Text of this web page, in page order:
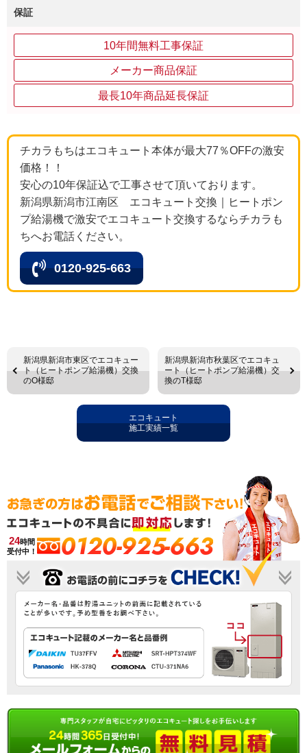
保証
10年間無料工事保証
メーカー商品保証
最長10年商品延長保証
チカラもちはエコキュート本体が最大77％OFFの激安
価格！！
安心の10年保証込で工事させて頂いております。
新潟県新潟市江南区 エコキュート交換｜ヒートポン
プ給湯機で激安でエコキュート交換するならチカラも
ちへお電話ください。
0120-925-663
新潟県新潟市東区でエコキュー
ト（ヒートポンプ給湯機）交換
のO様邸
新潟県新潟市秋葉区でエコキュ
ート（ヒートポンプ給湯機）交
換のT様邸
エコキュート
施工実績一覧
24時間
受付中！
0120-925-663